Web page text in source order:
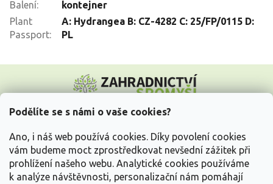
Podělíte se s námi o vaše cookies?
Ano, i náš web používá cookies. Díky povolení cookies
vám budeme moct zprostředkovat nevšední zážitek při
prohlížení našeho webu. Analytické cookies používáme
k analýze návštěvnosti, personalizační nám pomáhají
Balení:
kontejner
Plant
Passport:
A: Hydrangea B: CZ-4282 C: 25/FP/0115 D:
PL
p
Vše o nákupu
Informace pro Vás